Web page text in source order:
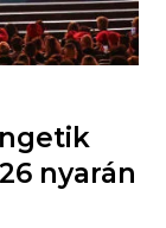
nyarán